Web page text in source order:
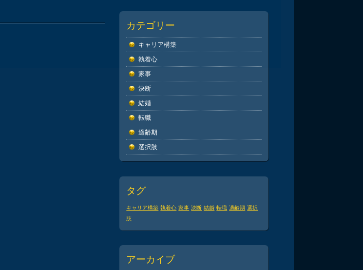
カテゴリー
キャリア構築
執着心
家事
決断
結婚
転職
適齢期
選択肢
タグ
キャリア構築 執着心 家事 決断 結婚 転職 適齢期 選択
肢
アーカイブ